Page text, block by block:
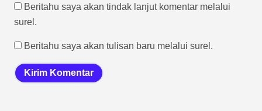
Beritahu saya akan tindak lanjut komentar melalui
surel.
Beritahu saya akan tulisan baru melalui surel.